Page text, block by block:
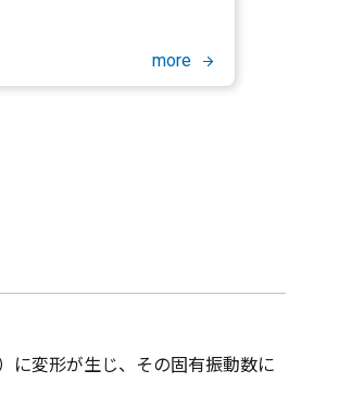
more
に変形が生じ、その固有振動数に